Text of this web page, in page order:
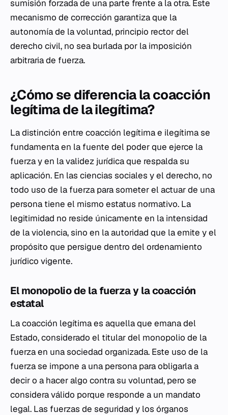
sumisión forzada de una parte frente a la otra. Este
mecanismo de corrección garantiza que la
autonomía de la voluntad, principio rector del
derecho civil, no sea burlada por la imposición
arbitraria de fuerza.
¿Cómo se diferencia la coacción
legítima de la ilegítima?
La distinción entre coacción legítima e ilegítima se
fundamenta en la fuente del poder que ejerce la
fuerza y en la validez jurídica que respalda su
aplicación. En las ciencias sociales y el derecho, no
todo uso de la fuerza para someter el actuar de una
persona tiene el mismo estatus normativo. La
legitimidad no reside únicamente en la intensidad
de la violencia, sino en la autoridad que la emite y el
propósito que persigue dentro del ordenamiento
jurídico vigente.
El monopolio de la fuerza y la coacción
estatal
La coacción legítima es aquella que emana del
Estado, considerado el titular del monopolio de la
fuerza en una sociedad organizada. Este uso de la
fuerza se impone a una persona para obligarla a
decir o a hacer algo contra su voluntad, pero se
considera válido porque responde a un mandato
legal. Las fuerzas de seguridad y los órganos